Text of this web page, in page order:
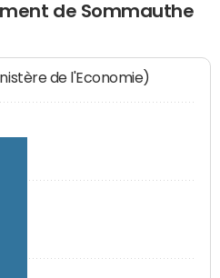
de Sommauthe
de l'Economie)